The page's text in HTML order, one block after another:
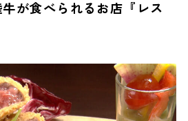
が食べられるお店『レス